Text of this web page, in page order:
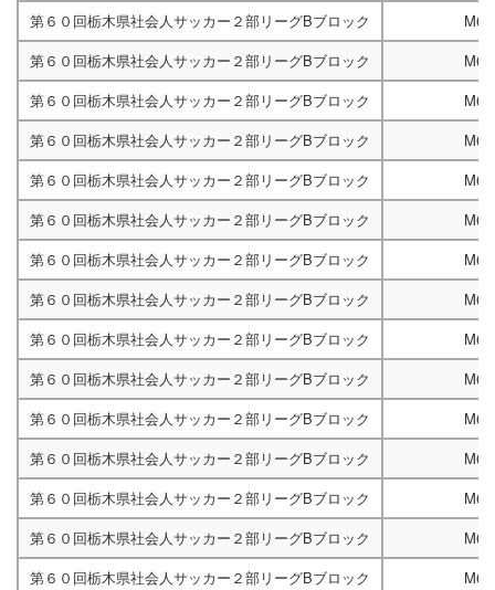
第６０回栃木県社会人サッカー２部リーグBブロック
第６０回栃木県社会人サッカー２部リーグBブロック
第６０回栃木県社会人サッカー２部リーグBブロック
第６０回栃木県社会人サッカー２部リーグBブロック
第６０回栃木県社会人サッカー２部リーグBブロック
第６０回栃木県社会人サッカー２部リーグBブロック
第６０回栃木県社会人サッカー２部リーグBブロック
第６０回栃木県社会人サッカー２部リーグBブロック
第６０回栃木県社会人サッカー２部リーグBブロック
第６０回栃木県社会人サッカー２部リーグBブロック
第６０回栃木県社会人サッカー２部リーグBブロック
第６０回栃木県社会人サッカー２部リーグBブロック
第６０回栃木県社会人サッカー２部リーグBブロック
第６０回栃木県社会人サッカー２部リーグBブロック
第６０回栃木県社会人サッカー２部リーグBブロック